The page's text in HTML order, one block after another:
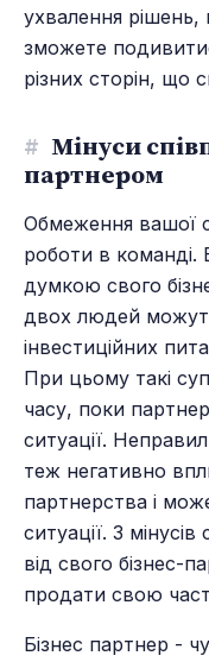
ухвалення
зможете
різних сторін, що
# Мінуси
партнером
Обмеження вашої
роботи в команді.
думкою свого
двох людей
інвестиційних
При цьому такі
часу, поки
ситуації.
теж негативно
партнерства і
ситуації. З
від свого бізнес-
продати свою
Бізнес партнер -